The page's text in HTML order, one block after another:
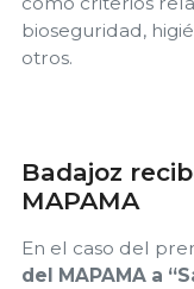
bioseguridad,
otros.
Badajoz
MAPAMA
En el caso del
del MAPAMA a